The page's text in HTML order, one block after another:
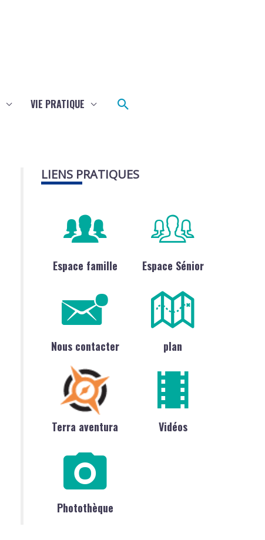
VIE PRATIQUE Rechercher
LIENS PRATIQUES
Espace famille Espace Sénior
Nous contacter plan
Terra aventura Vidéos
Photothèque